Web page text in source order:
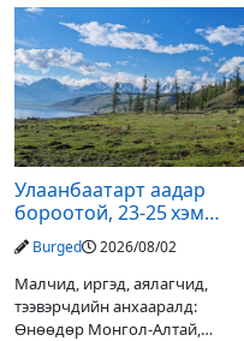
Улаанбаатарт аадар
бороотой, 23-25 хэм
дулаан байна
Burged 2026/08/02
Малчид, иргэд, аялагчид,
тээвэрчдийн анхааралд:
Өнөөдөр Монгол-Алтай,